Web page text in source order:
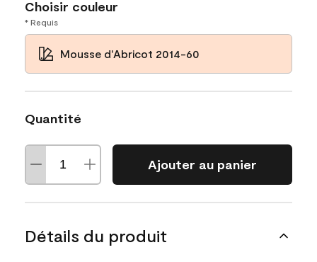
Choisir couleur
* Requis
Mousse d'Abricot 2014-60
Quantité
Ajouter au panier
Détails du produit